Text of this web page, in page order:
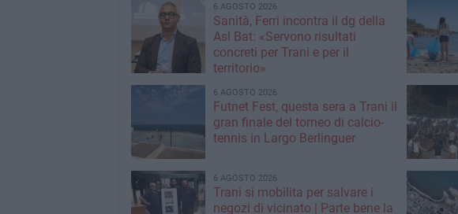
6 AGOSTO 2026
Sanità, Ferri incontra il dg della
Asl Bat: «Servono risultati
concreti per Trani e per il
territorio»
6 AGOSTO 2026
Futnet Fest, questa sera a Trani il
gran finale del torneo di calcio-
tennis in Largo Berlinguer
6 AGOSTO 2026
Trani si mobilita per salvare i
negozi di vicinato | Parte bene la